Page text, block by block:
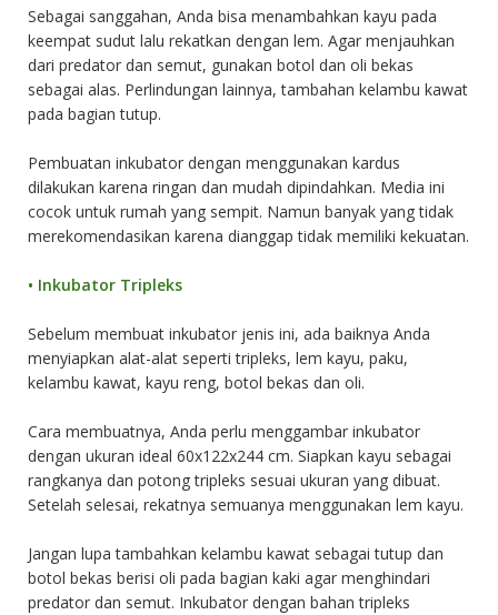
Sebagai sanggahan, Anda bisa menambahkan kayu pada
keempat sudut lalu rekatkan dengan lem. Agar menjauhkan
dari predator dan semut, gunakan botol dan oli bekas
sebagai alas. Perlindungan lainnya, tambahan kelambu kawat
pada bagian tutup.
Pembuatan inkubator dengan menggunakan kardus
dilakukan karena ringan dan mudah dipindahkan. Media ini
cocok untuk rumah yang sempit. Namun banyak yang tidak
merekomendasikan karena dianggap tidak memiliki kekuatan.
• Inkubator Tripleks
Sebelum membuat inkubator jenis ini, ada baiknya Anda
menyiapkan alat-alat seperti tripleks, lem kayu, paku,
kelambu kawat, kayu reng, botol bekas dan oli.
Cara membuatnya, Anda perlu menggambar inkubator
dengan ukuran ideal 60x122x244 cm. Siapkan kayu sebagai
rangkanya dan potong tripleks sesuai ukuran yang dibuat.
Setelah selesai, rekatnya semuanya menggunakan lem kayu.
Jangan lupa tambahkan kelambu kawat sebagai tutup dan
botol bekas berisi oli pada bagian kaki agar menghindari
predator dan semut. Inkubator dengan bahan tripleks